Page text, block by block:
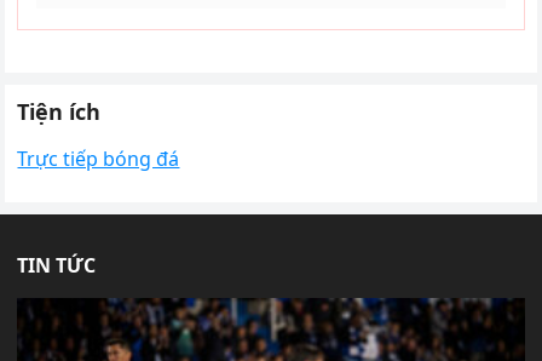
Tiện ích
Trực tiếp bóng đá
TIN TỨC